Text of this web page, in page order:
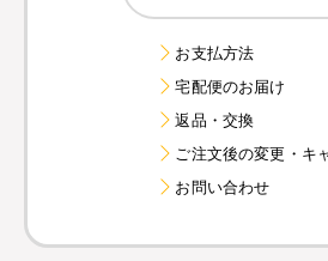
お支払方法
宅配便のお届け
返品・交換
ご注文後の変更・キ
お問い合わせ